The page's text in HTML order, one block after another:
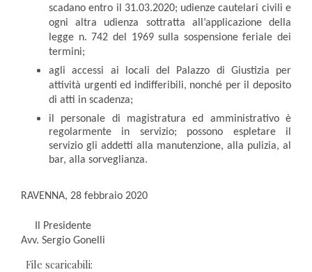
scadano entro il 31.03.2020; udienze cautelari civili e
ogni altra udienza sottratta all’applicazione della
legge n. 742 del 1969 sulla sospensione feriale dei
termini;
agli accessi ai locali del Palazzo di Giustizia per
attività urgenti ed indifferibili, nonché per il deposito
di atti in scadenza;
il personale di magistratura ed amministrativo è
regolarmente in servizio; possono espletare il
servizio gli addetti alla manutenzione, alla pulizia, al
bar, alla sorveglianza.
RAVENNA, 28 febbraio 2020
Il Presidente
Avv. Sergio Gonelli
File scaricabili: